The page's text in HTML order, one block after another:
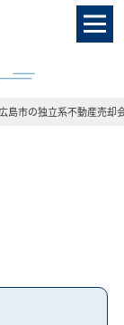
島市の独立系不動産売却